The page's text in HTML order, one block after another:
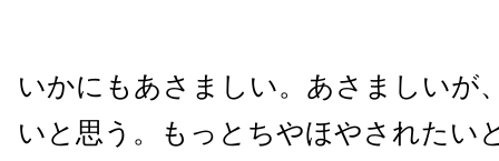
いかにもあさましい。あさましいが
いと思う。もっとちやほやされたい